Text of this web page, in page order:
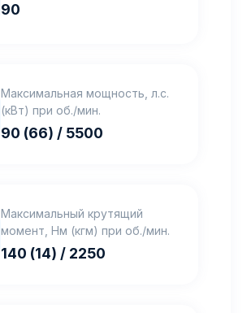
90
Максимальная мощность, л.с.
(кВт) при об./мин.
90 (66) / 5500
Максимальный крутящий
момент, Нм (кгм) при об./мин.
140 (14) / 2250